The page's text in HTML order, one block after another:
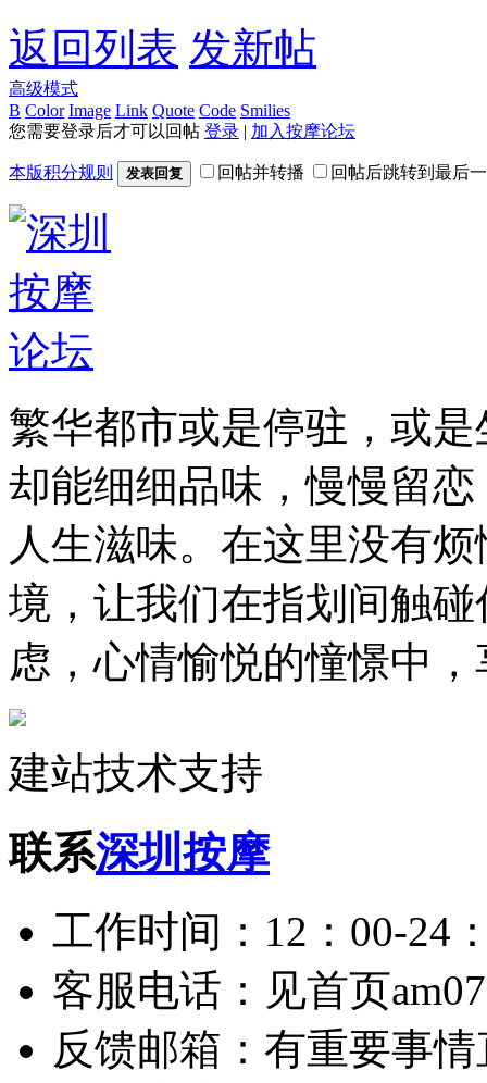
返回列表 发新帖
高级模式
B Color Image Link Quote Code Smilies
您需要登录后才可以回帖 登录 | 加入按摩论坛
本版积分规则 发表回复 回帖并转播 回帖后跳转到最后
繁华都市或是停驻，或
却能细细品味，慢慢留
人生滋味。在这里没有
境，让我们在指划间触
虑，心情愉悦的憧憬中
建站技术支持
联系深圳按摩
工作时间：12：00-24
客服电话：见首页
反馈邮箱：有重要事